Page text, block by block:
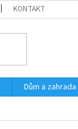
KONTAKT
Dům a zahrada